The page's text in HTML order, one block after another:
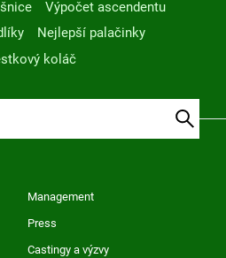
Výpočet ascendentu
Nejlepší palačinky
koláč
Management
Press
Castingy a výzvy